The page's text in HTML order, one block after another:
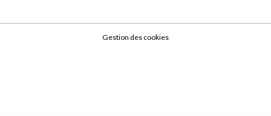
Gestion des cookies